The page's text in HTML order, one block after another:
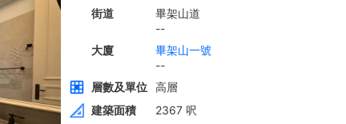
4房
全層
售$12,000,000
上徑口
沙田 顯徑街
建築 2100呎